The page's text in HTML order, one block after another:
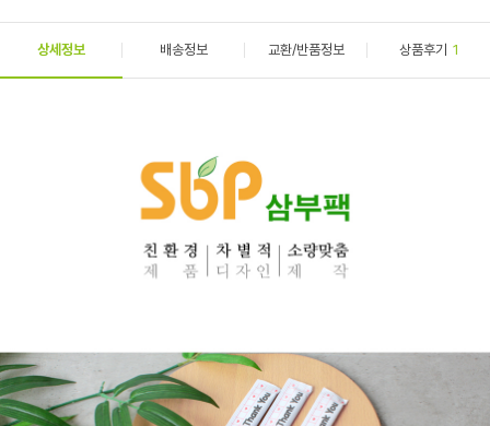
상세정보 배송정보 교환/반품정보 상품후기 1